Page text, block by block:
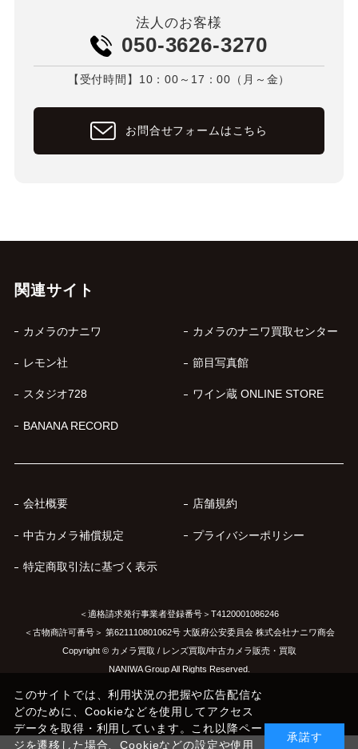
法人のお客様
050-3626-3270
【受付時間】10：00～17：00（月～金）
お問合せフォームはこちら
関連サイト
カメラのナニワ カメラのナニワ買取センター
レモン社 節目写真館
スタジオ728 ワイン蔵 ONLINE STORE
BANANA RECORD
会社概要 店舗規約
中古カメラ補償規定 プライバシーポリシー
特定商取引法に基づく表示
＜適格請求発行事業者登録番号＞T4120001086246
＜古物商許可番号＞ 第621110801062号 大阪府公安委員会 株式会社ナニワ商会
Copyright © カメラ買取 / レンズ買取/中古カメラ販売・買取
NANIWA Group All Rights Reserved.
このサイトでは、利用状況の把握や広告配信な
どのために、Cookieなどを使用してアクセス
データを取得・利用しています。これ以降ペー
ジを遷移した場合、Cookieなどの設定や使用
承諾す